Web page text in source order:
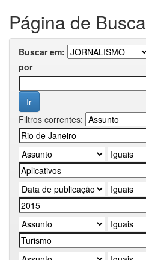
Página de Busca
Buscar em:
por
Filtros correntes: